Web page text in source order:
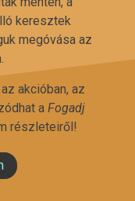
keresztek
megóvása az
akcióban, az
a Fogadj
részleteiről!